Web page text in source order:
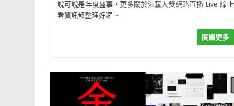
說可說是年度盛事，更多關於演藝大獎網路直播 Live 線上
看資訊都整理好囉 ~
閱讀更多